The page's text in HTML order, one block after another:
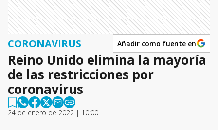
CORONAVIRUS Añadir como fuente en
Reino Unido elimina la mayoría
de las restricciones por
coronavirus
24 de enero de 2022 | 10:00